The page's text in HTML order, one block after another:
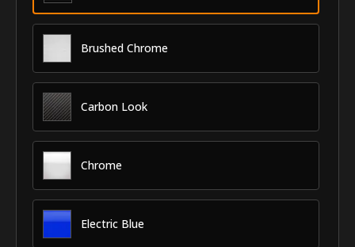
Brushed Chrome
Carbon Look
Chrome
Electric Blue